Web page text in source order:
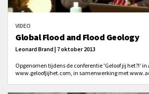
VIDEO
Global Flood and Flood Geology
Leonard Brand | 7 oktober 2013
Opgenomen tijdens de conferentie 'Geloof jij het?!' in
www.geloofjijhet.com, in samenwerking met